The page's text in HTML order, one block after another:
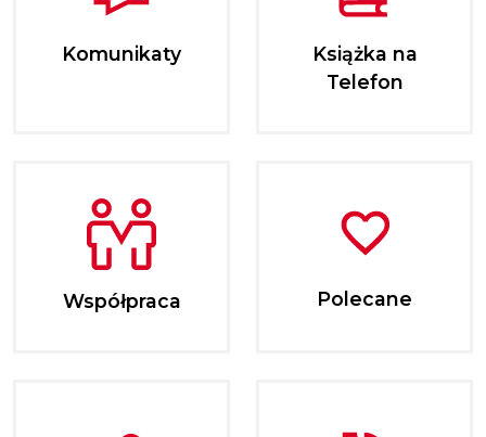
Komunikaty
Książka na
Telefon
Współpraca Polecane